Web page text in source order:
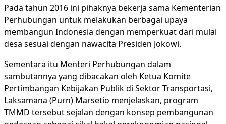
Pada tahun 2016 ini pihaknya bekerja sama Kementerian
Perhubungan untuk melakukan berbagai upaya
membangun Indonesia dengan memperkuat dari mulai
desa sesuai dengan nawacita Presiden Jokowi.
Sementara itu Menteri Perhubungan dalam
sambutannya yang dibacakan oleh Ketua Komite
Pertimbangan Kebijakan Publik di Sektor Transportasi,
Laksamana (Purn) Marsetio menjelaskan, program
TMMD tersebut sejalan dengan konsep pembangunan